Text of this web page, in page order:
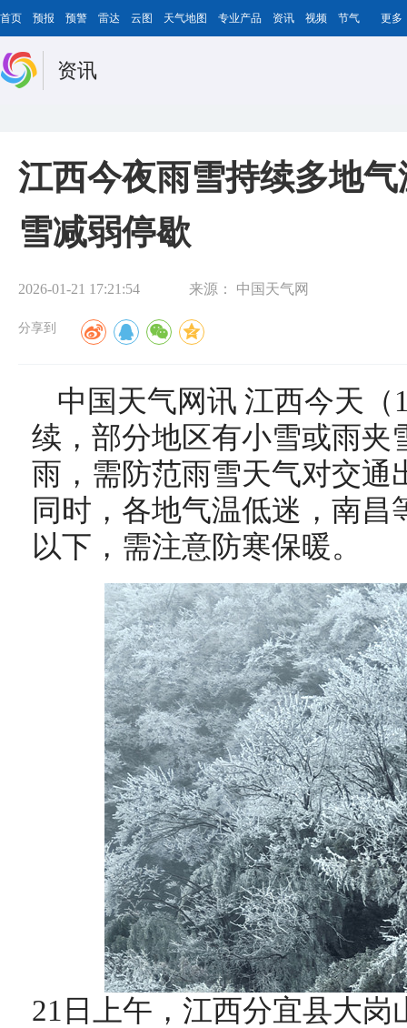
首页 预报 预警 雷达 云图 天气地图 专业产品 资讯 视频 节气 更多
资讯
江西今夜雨雪持续多地
雪减弱停歇
2026-01-21 17:21:54 来源： 中国天气网
分享到
中国天气网讯 江西今天（
续，部分地区有小雪或雨夹
雨，需防范雨雪天气对交通
同时，各地气温低迷，南
以下，需注意防寒保暖。
21日上午，江西分宜县大